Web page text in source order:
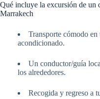
Qué incluye la excursión de un
Marrakech
Transporte cómodo
acondicionado.
Un conductor/guía
los alrededores.
Recogida y regreso a